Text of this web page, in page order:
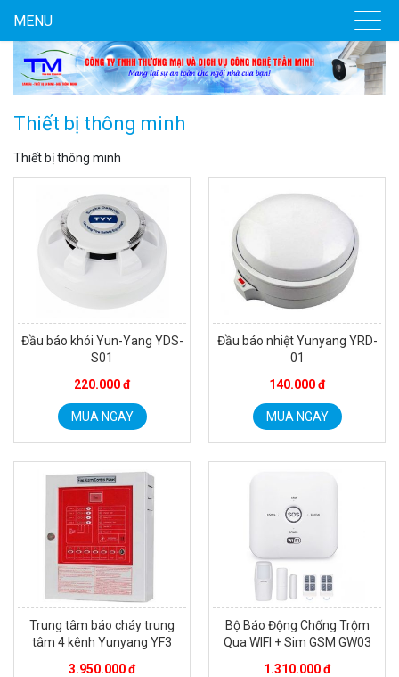
MENU
Thiết bị thông minh
Thiết bị thông minh
Đầu báo khói Yun-Yang YDS-
S01
220.000 đ
MUA NGAY
Đầu báo nhiệt Yunyang YRD-
01
140.000 đ
MUA NGAY
Trung tâm báo cháy trung
tâm 4 kênh Yunyang YF3
3.950.000 đ
Bộ Báo Động Chống Trộm
Qua WIFI + Sim GSM GW03
1.310.000 đ